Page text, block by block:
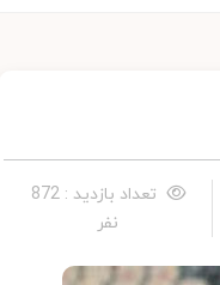
تعداد بازدید : 872
نفر